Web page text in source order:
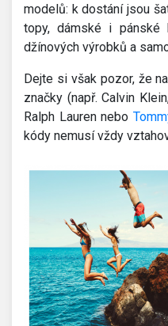
modelů: k dostání jsou
topy, dámské i pánské
džínových výrobků a
Dejte si však pozor, že
značky (např. Calvin
Ralph Lauren nebo
kódy nemusí vždy